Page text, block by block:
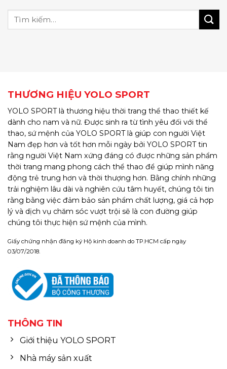
THƯƠNG HIỆU YOLO SPORT
YOLO SPORT là thương hiệu thời trang thể thao thiết kế
dành cho nam và nữ. Được sinh ra từ tình yêu đối với thể
thao, sứ mệnh của YOLO SPORT là giúp con người Việt
Nam đẹp hơn và tốt hơn mỗi ngày bởi YOLO SPORT tin
rằng người Việt Nam xứng đáng có được những sản phẩm
thời trang mang phong cách thể thao để giúp mình năng
động trẻ trung hơn và thời thượng hơn. Bằng chính những
trải nghiệm lâu dài và nghiên cứu tâm huyết, chúng tôi tin
rằng bằng việc đảm bảo sản phẩm chất lượng, giá cả hợp
lý và dịch vụ chăm sóc vượt trội sẽ là con đường giúp
chúng tôi thực hiện sứ mệnh của mình.
Giấy chứng nhận đăng ký Hộ kinh doanh do TP.HCM cấp ngày
03/07/2018.
THÔNG TIN
Giới thiệu YOLO SPORT
Nhà máy sản xuất